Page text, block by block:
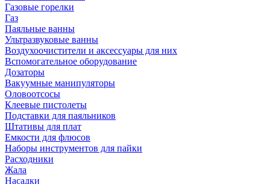
Газовые горелки
Газ
Паяльные ванны
Ультразвуковые ванны
Воздухоочистители и аксессуары для них
Вспомогательное оборудование
Дозаторы
Вакуумные манипуляторы
Оловоотсосы
Клеевые пистолеты
Подставки для паяльников
Штативы для плат
Емкости для флюсов
Наборы инструментов для пайки
Расходники
Жала
Насадки